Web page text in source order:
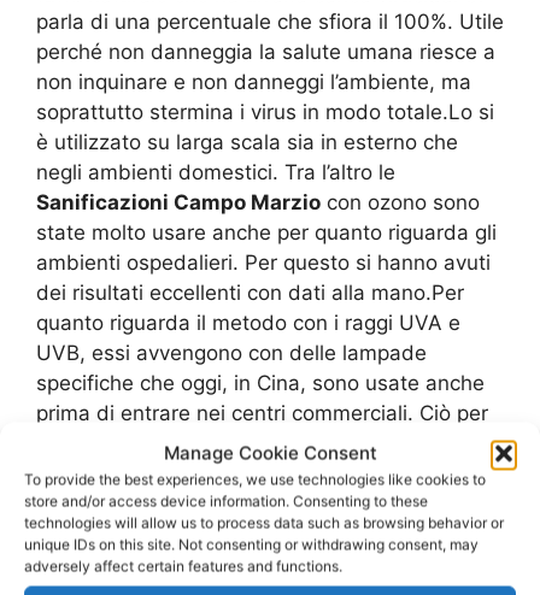
Manage Cookie Consent
To provide the best experiences, we use technologies like cookies to
store and/or access device information. Consenting to these
technologies will allow us to process data such as browsing behavior or
unique IDs on this site. Not consenting or withdrawing consent, may
adversely affect certain features and functions.
parla di una percentuale che sfiora il 100%. Utile
perché non danneggia la salute umana riesce a
non inquinare e non danneggi l’ambiente, ma
soprattutto stermina i virus in modo totale.Lo si
è utilizzato su larga scala sia in esterno che
negli ambienti domestici. Tra l’altro le
Sanificazioni Campo Marzio con ozono sono
state molto usare anche per quanto riguarda gli
ambienti ospedalieri. Per questo si hanno avuti
dei risultati eccellenti con dati alla mano.Per
quanto riguarda il metodo con i raggi UVA e
UVB, essi avvengono con delle lampade
specifiche che oggi, in Cina, sono usate anche
prima di entrare nei centri commerciali. Ciò per
avere la sicurezza che gli utenti che entrano e
che sono proprio all’interno di luoghi chiusi, non
trasportino il virus addosso.Purtroppo è un
elemento che viene usato con piccole lampade
e non è poi tanto usato perché mancano anche